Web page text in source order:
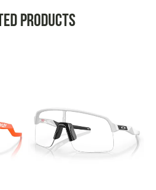
products